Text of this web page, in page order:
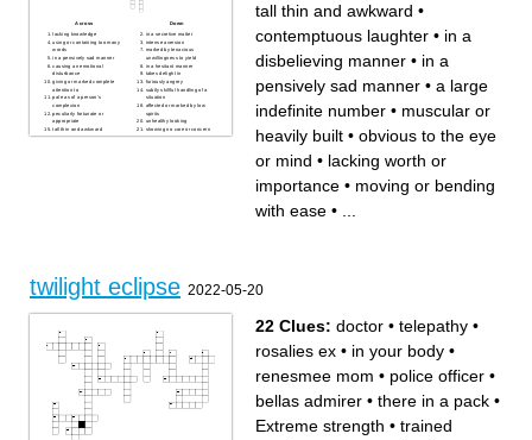
Across
lacking knowledge
using or containing too many
words
in a pensively sad manner
causing an emotional
disturbance
giving or marked complete
attention to
pale as of a person's
complexion
peculiarly fortunate or
appropriate
tall thin and awkward
lacking worth or importance
Down
in a secretive matter
intense aversion
marked by tenacious
unwillingness to yield
in a hesitant manner
takes delight in
furiously angrey
subtly skillful handling of a
situation
affected or marked by low
spirits
unhealthy looking
showing no care or concern
in attitude
tall thin and awkward •
contemptuous laughter • in a
disbelieving manner • in a
pensively sad manner • a large
indefinite number • muscular or
heavily built • obvious to the eye
or mind • lacking worth or
importance • moving or bending
with ease •
twilight eclipse 2022-05-20
22 Clues: doctor • telepathy •
rosalies ex • in your body •
renesmee mom • police officer •
bellas admirer • there in a pack •
Extreme strength • trained